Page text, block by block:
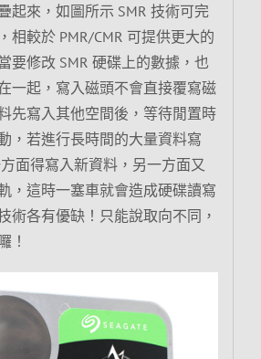
起來，如圖所示 SMR 技術可完
相較於 PMR/CMR 可提供更大的
要修改 SMR 硬碟上的數據，也
一起，寫入磁頭不會直接覆寫磁
先寫入其他空間後，等待閒置時
，若進行長時間的大量資料寫
面得寫入新資料，另一方面又
，這時一塞車就會造成硬碟讀寫
術各有優缺！只能說取向不同，
！